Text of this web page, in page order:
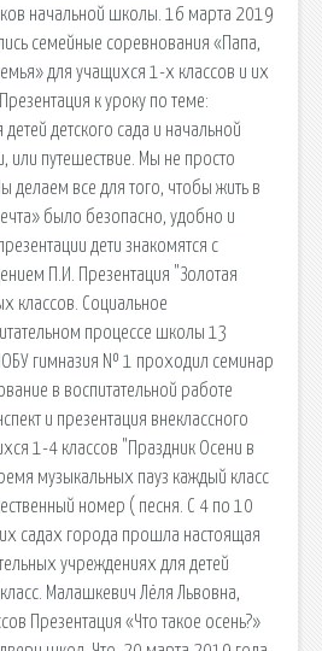
начальной школы. 16 марта 2019
семейные соревнования «Папа,
для учащихся 1-х классов и их
к уроку по теме:
детского сада и начальной
или путешествие. Мы не просто
все для того, чтобы жить в
было безопасно, удобно и
дети знакомятся с
П.И. Презентация "Золотая
классов. Социальное
процессе школы 13
гимназия № 1 проходил семинар
в воспитательной работе
и презентация внеклассного
1-4 классов "Праздник Осени в
музыкальных пауз каждый класс
номер ( песня. С 4 по 10
садах города прошла настоящая
учреждениях для детей
Малашкевич Лёля Львовна,
Презентация «Что такое осень?»